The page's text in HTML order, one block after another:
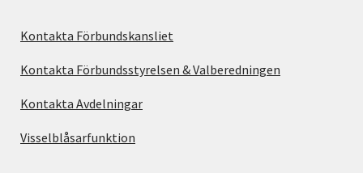
Kontakta Förbundskansliet
Kontakta Förbundsstyrelsen & Valberedningen
Kontakta Avdelningar
Visselblåsarfunktion